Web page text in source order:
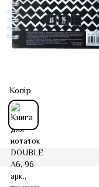
Колір